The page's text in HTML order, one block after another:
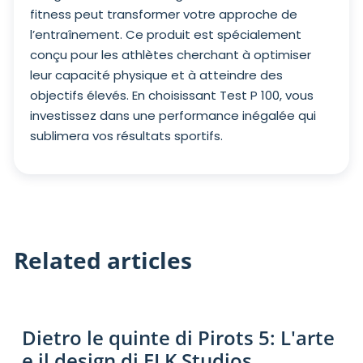
fitness peut transformer votre approche de
l’entraînement. Ce produit est spécialement
conçu pour les athlètes cherchant à optimiser
leur capacité physique et à atteindre des
objectifs élevés. En choisissant Test P 100, vous
investissez dans une performance inégalée qui
sublimera vos résultats sportifs.
Related articles
Dietro le quinte di Pirots 5: L'arte